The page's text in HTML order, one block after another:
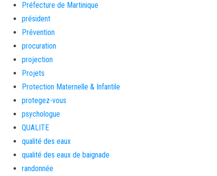
Préfecture de Martinique
président
Prévention
procuration
projection
Projets
Protection Maternelle & Infantile
protegez-vous
psychologue
QUALITE
qualité des eaux
qualité des eaux de baignade
randonnée